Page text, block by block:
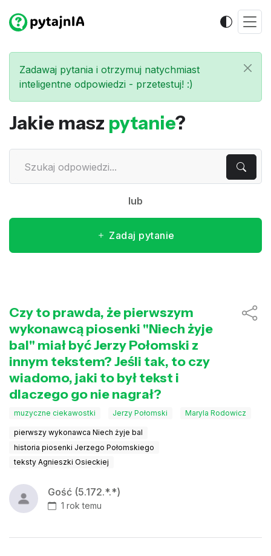
Zadawaj pytania i otrzymuj natychmiast
inteligentne odpowiedzi - przetestuj! :)
Jakie masz pytanie?
lub
Zadaj pytanie
Czy to prawda, że pierwszym
wykonawcą piosenki "Niech żyje
bal" miał być Jerzy Połomski z
innym tekstem? Jeśli tak, to czy
wiadomo, jaki to był tekst i
dlaczego go nie nagrał?
muzyczne ciekawostki Jerzy Połomski Maryla Rodowicz
pierwszy wykonawca Niech żyje bal
historia piosenki Jerzego Połomskiego
teksty Agnieszki Osieckiej
Gość (5.172.*.*)
1 rok temu